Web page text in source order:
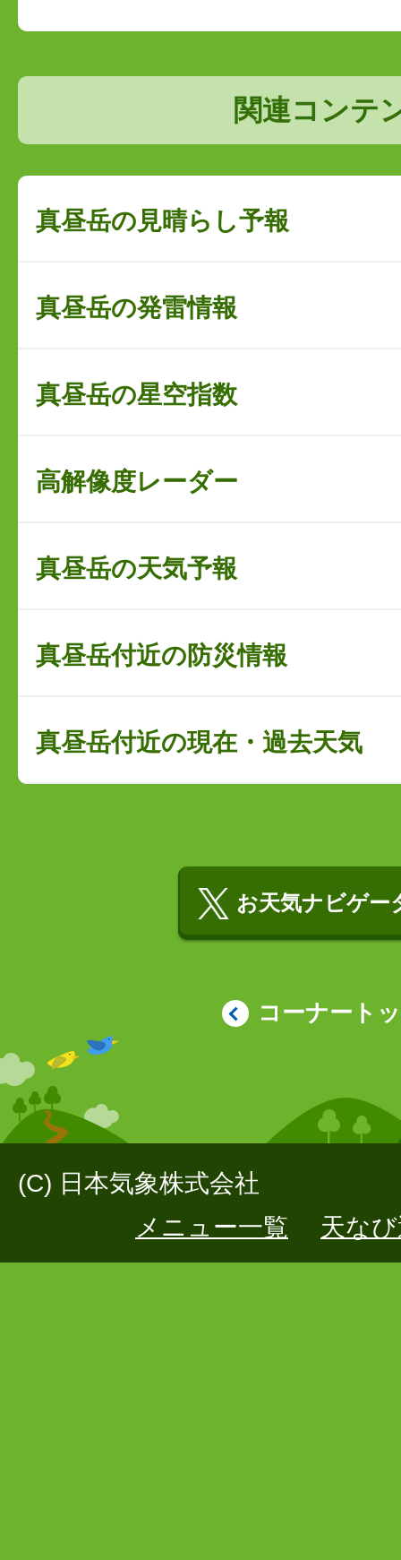
関連コンテ
真昼岳の見晴らし予報
真昼岳の発雷情報
真昼岳の星空指数
高解像度レーダー
真昼岳の天気予報
真昼岳付近の防災情報
真昼岳付近の現在・過去天気
お天気ナビゲー
コーナート
(C) 日本気象株式会社
メニュー一覧
天な